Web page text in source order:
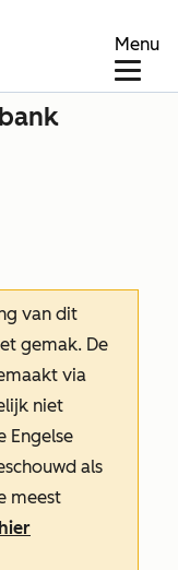
Menu
van dit
gemak. De
via
niet
Engelse
als
meest
hier